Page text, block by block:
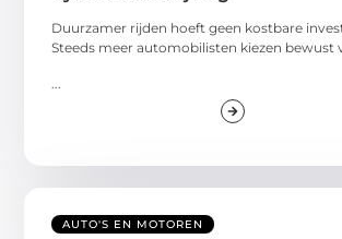
Duurzamer rijden hoeft geen kostbare
Steeds meer automobilisten kiezen bewust
AUTO'S EN MOTOREN